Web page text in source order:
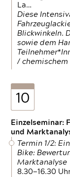
La…
Diese
Blickwinkeln.
sowie dem
/ chemischem
10
Einzelseminar:
und
Termin 1/2:
Bike:
Marktanalyse
8.30—16.30